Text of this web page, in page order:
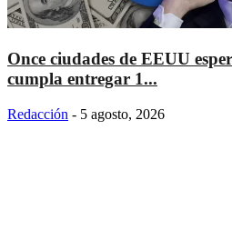
Once ciudades de EEUU
cumpla entregar 1...
Redacción - 5 agosto, 2026